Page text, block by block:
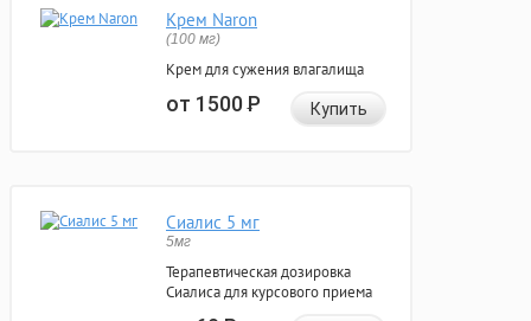
Крем Naron
(100 мг)
Крем для сужения влагалища
от 1500Р Купить
Сиалис 5 мг
5мг
Терапевтическая дозировка
Сиалиса для курсового приема